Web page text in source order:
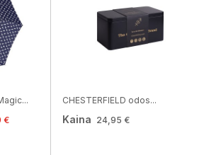
€
CHESTERFIELD odos...
Kaina 24,95 €